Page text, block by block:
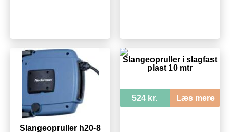
Slangeopruller h20-8
Slangeopruller i slagfast
plast 10 mtr
524 kr. Læs mere